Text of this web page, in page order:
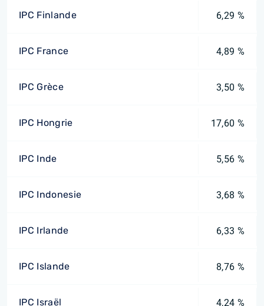
IPC Finlande 6,29 %
IPC France 4,89 %
IPC Grèce 3,50 %
IPC Hongrie 17,60 %
IPC Inde 5,56 %
IPC Indonesie 3,68 %
IPC Irlande 6,33 %
IPC Islande 8,76 %
IPC Israël 4,24 %